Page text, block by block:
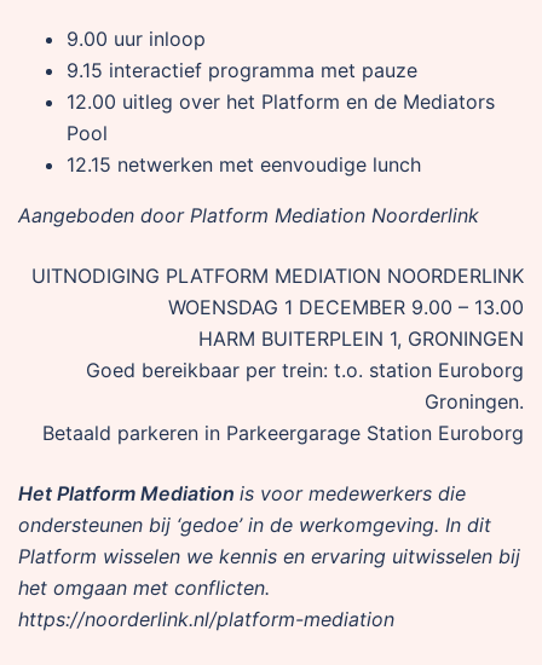
9.00 uur inloop
9.15 interactief programma met pauze
12.00 uitleg over het Platform en de Mediators
Pool
12.15 netwerken met eenvoudige lunch
Aangeboden door Platform Mediation Noorderlink
UITNODIGING PLATFORM MEDIATION NOORDERLINK
WOENSDAG 1 DECEMBER 9.00 – 13.00
HARM BUITERPLEIN 1, GRONINGEN
Goed bereikbaar per trein: t.o. station Euroborg
Groningen.
Betaald parkeren in Parkeergarage Station Euroborg
Het Platform Mediation is voor medewerkers die
ondersteunen bij ‘gedoe’ in de werkomgeving. In dit
Platform wisselen we kennis en ervaring uitwisselen bij
het omgaan met conflicten.
https://noorderlink.nl/platform-mediation